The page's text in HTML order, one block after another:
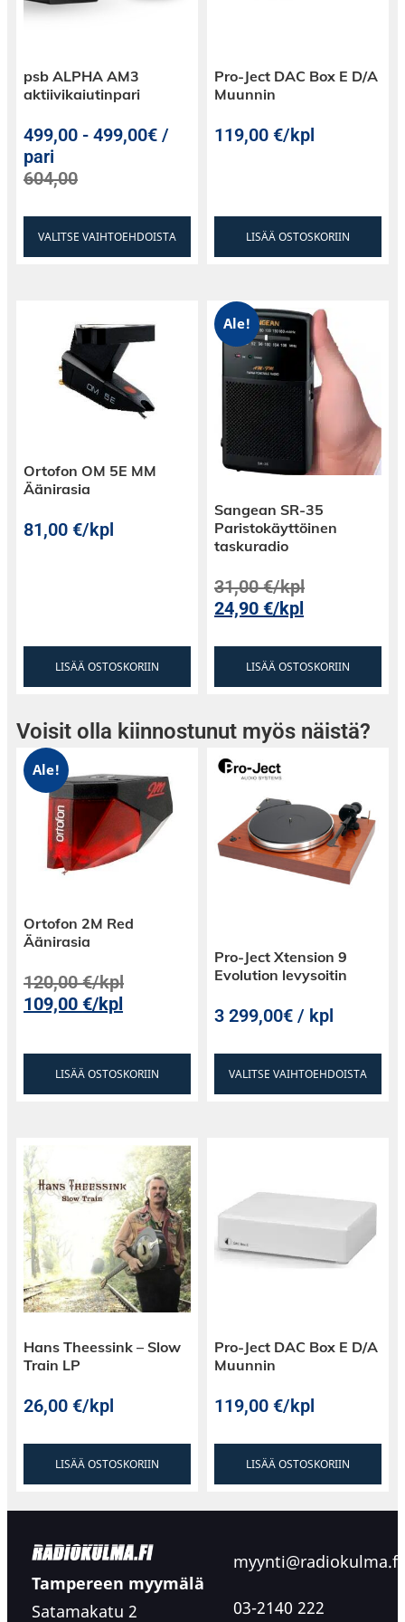
psb ALPHA AM3
aktiivikaiutinpari
499,00 -499,00€ /
pari
604,00
VALITSE VAIHTOEHDOISTA
Pro-Ject DAC Box E D/A
Muunnin
119,00€/kpl
LISÄÄ OSTOSKORIIN
Ortofon OM 5E MM
Äänirasia
81,00€/kpl
LISÄÄ OSTOSKORIIN
Ale!
Sangean SR-35
Paristokäyttöinen
taskuradio
31,00€/kpl
24,90€/kpl
LISÄÄ OSTOSKORIIN
Voisit olla kiinnostunut myös näistä?
Ale!
Ortofon 2M Red
Äänirasia
120,00€/kpl
109,00€/kpl
LISÄÄ OSTOSKORIIN
Pro-Ject Xtension 9
Evolution levysoitin
3 299,00€ / kpl
VALITSE VAIHTOEHDOISTA
Hans Theessink – Slow
Train LP
26,00€/kpl
LISÄÄ OSTOSKORIIN
Pro-Ject DAC Box E D/A
Muunnin
119,00€/kpl
LISÄÄ OSTOSKORIIN
Tampereen myymälä
Satamakatu 2
myynti@radiokulma.fi
03-2140 222